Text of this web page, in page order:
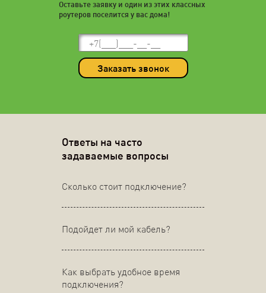
Оставьте заявку и один из этих классных
роутеров поселится у вас дома!
Заказать звонок
Ответы на часто
задаваемые вопросы
Сколько стоит подключение?
Подойдет ли мой кабель?
Как выбрать удобное время
подключения?